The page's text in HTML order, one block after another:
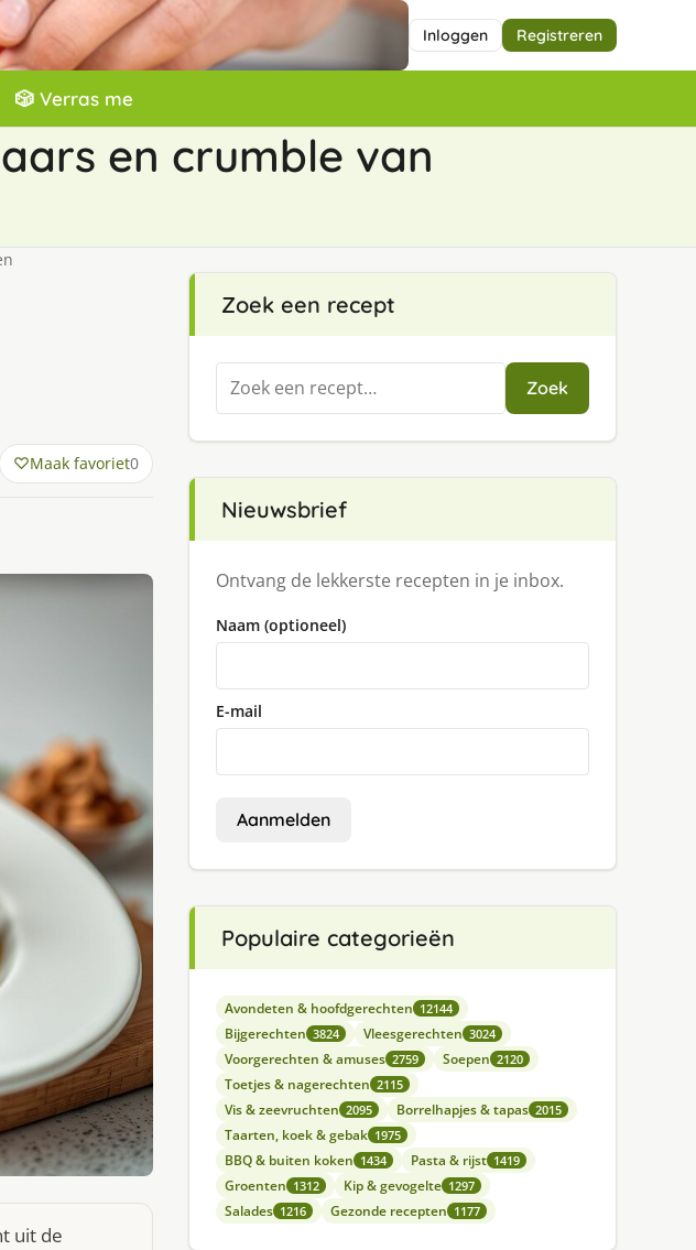
Inloggen Registreren
🎲 Verras me
en crumble van
Maak favoriet0
uit de
Zoek een recept
Zoeken
naar:
Zoek
Nieuwsbrief
Ontvang de lekkerste recepten in je inbox.
Naam (optioneel)
E-mail
Aanmelden
Populaire categorieën
Avondeten & hoofdgerechten 12144
Bijgerechten 3824 Vleesgerechten 3024
Voorgerechten & amuses 2759 Soepen 2120
Toetjes & nagerechten 2115
Vis & zeevruchten 2095 Borrelhapjes & tapas 2015
Taarten, koek & gebak 1975
BBQ & buiten koken 1434 Pasta & rijst 1419
Groenten 1312 Kip & gevogelte 1297
Salades 1216 Gezonde recepten 1177